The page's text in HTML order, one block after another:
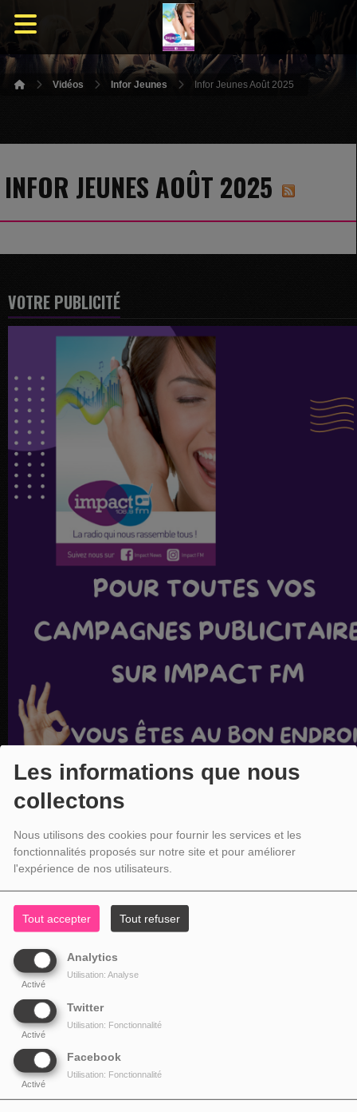
Les informations que nous
collectons
Nous utilisons des cookies pour fournir les services et les
fonctionnalités proposés sur notre site et pour améliorer
l'expérience de nos utilisateurs.
Tout accepter Tout refuser
Analytics
Activé
Utilisation: Analyse
Twitter
Activé
Utilisation: Fonctionnalité
Facebook
Activé
Utilisation: Fonctionnalité
Vidéos Infor Jeunes Infor Jeunes Août 2025
INFOR JEUNES AOÛT 2025
VOTRE PUBLICITÉ
NOS COORDONNÉES